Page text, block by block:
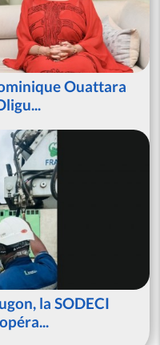
Ouattara
la SODECI